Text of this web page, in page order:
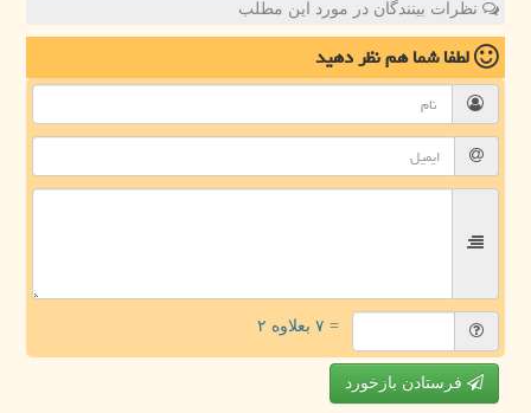
نظرات بینندگان در مورد این مطلب
لطفا شما همنظر دهید
= ۷ بعلاوه ۲
فرستادن بازخورد